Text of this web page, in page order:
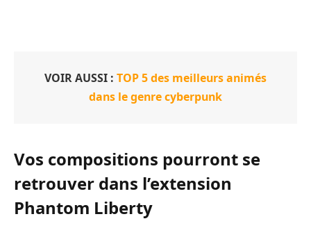
VOIR AUSSI : TOP 5 des meilleurs animés
dans le genre cyberpunk
Vos compositions pourront se
retrouver dans l’extension
Phantom Liberty